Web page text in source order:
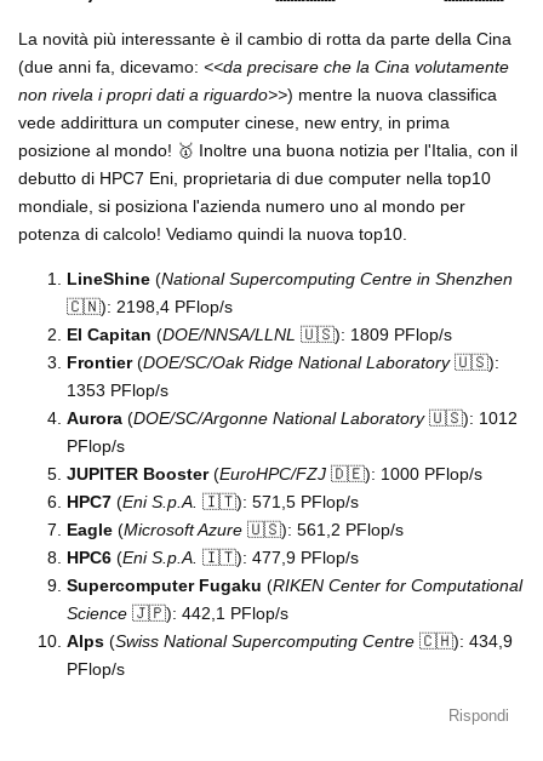
La novità più interessante è il cambio di rotta da parte della Cina
(due anni fa, dicevamo: <<da precisare che la Cina volutamente
non rivela i propri dati a riguardo>>) mentre la nuova classifica
vede addirittura un computer cinese, new entry, in prima
posizione al mondo! 🥇 Inoltre una buona notizia per l'Italia, con il
debutto di HPC7 Eni, proprietaria di due computer nella top10
mondiale, si posiziona l'azienda numero uno al mondo per
potenza di calcolo! Vediamo quindi la nuova top10.
LineShine (National Supercomputing Centre in Shenzhen
🇨🇳): 2198,4 PFlop/s
El Capitan (DOE/NNSA/LLNL 🇺🇸): 1809 PFlop/s
Frontier(DOE/SC/Oak Ridge National Laboratory🇺🇸):
1353 PFlop/s
Aurora (DOE/SC/Argonne National Laboratory🇺🇸): 1012
PFlop/s
JUPITER Booster(EuroHPC/FZJ 🇩🇪): 1000 PFlop/s
HPC7 (Eni S.p.A. 🇮🇹): 571,5 PFlop/s
Eagle (Microsoft Azure 🇺🇸): 561,2 PFlop/s
HPC6 (Eni S.p.A. 🇮🇹): 477,9 PFlop/s
Supercomputer Fugaku (RIKEN Center for Computational
Science 🇯🇵): 442,1 PFlop/s
Alps (Swiss National Supercomputing Centre 🇨🇭): 434,9
PFlop/s
Rispondi